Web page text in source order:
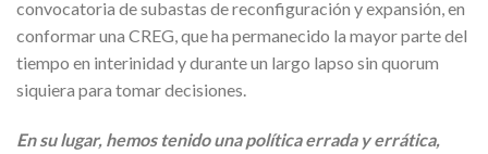
convocatoria de subastas de reconfiguración y expansión, en
conformar una CREG, que ha permanecido la mayor parte del
tiempo en interinidad y durante un largo lapso sin quorum
siquiera para tomar decisiones.
En su lugar, hemos tenido una política errada y errática,